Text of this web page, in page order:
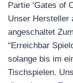
Partie ‘Gates of
Unser Hersteller
angeschaltet
“Erreichbar
solange bis im
Tischspielen.